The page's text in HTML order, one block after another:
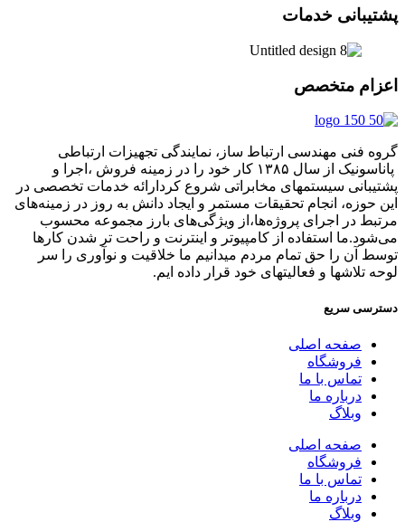
پشتیبانی خدمات
اعزام متخصص
گروه فنی مهندسی ارتباط ساز، نمایندگی تجهیزات ارتباطی
پاناسونیک از سال ۱۳۸۵ کار خود را در زمینه فروش ،اجرا و
پشتیبانی سیستمهای مخابراتی شروع کردارائه خدمات تخصصی در
این حوزه، انجام تحقیقات مستمر و ایجاد دانش به‌ روز در زمینه‌های
مرتبط در اجرای پروژه‌ها،از ویژگی‌های بارز مجموعه محسوب
می‌شود.ما استفاده از کامپیوتر و اینترنت و راحت تر شدن کارها
توسط آن را حق تمام مردم میدانیم ما خلاقیت و نوآوری را سر
لوحه تلاشها و فعالیتهای خود قرار داده ایم.
دسترسی سریع
صفحه اصلی
فروشگاه
تماس با ما
درباره ما
وبلاگ
صفحه اصلی
فروشگاه
تماس با ما
درباره ما
وبلاگ